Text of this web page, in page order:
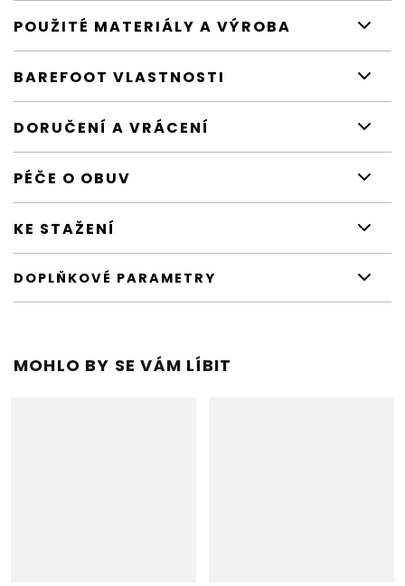
POUŽITÉ MATERIÁLY A VÝROBA
BAREFOOT VLASTNOSTI
DORUČENÍ A VRÁCENÍ
PÉČE O OBUV
KE STAŽENÍ
DOPLŇKOVÉ PARAMETRY
MOHLO BY SE VÁM LÍBIT